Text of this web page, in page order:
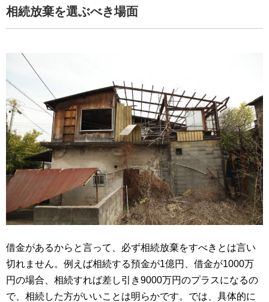
相続放棄を選ぶべき場面
借金があるからと言って、必ず相続放棄をすべきとは言い
切れません。例えば相続する預金が1億円、借金が1000万
円の場合、相続すれば差し引き9000万円のプラスになるの
で、相続した方がいいことは明らかです。では、具体的に